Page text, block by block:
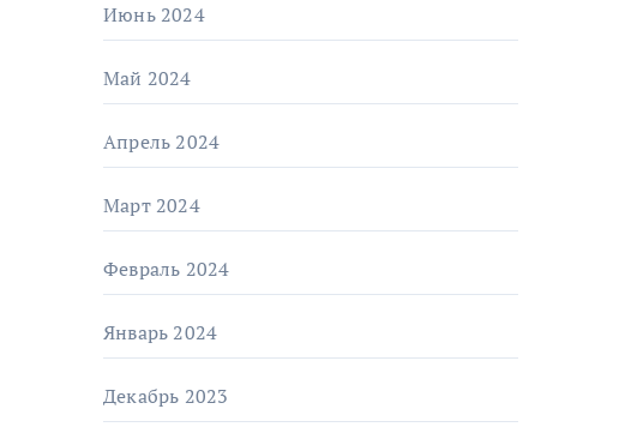
Июнь 2024
Май 2024
Апрель 2024
Март 2024
Февраль 2024
Январь 2024
Декабрь 2023